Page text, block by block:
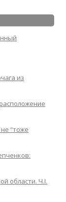
из
“тоже
области. Ч.I.